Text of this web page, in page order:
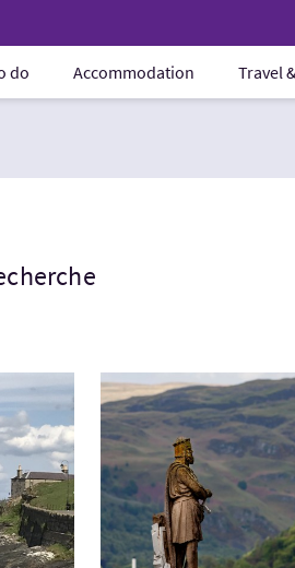
do Accommodation Travel
& CastlesVisitez:Excursion